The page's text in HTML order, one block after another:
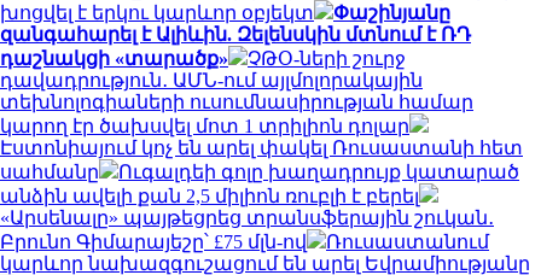
խոցվել է երկու կարևոր օբյեկտ
Փաշինյանը
զանգահարել է Ալիևին. Զելենսկին մտնում է ՌԴ
դաշնակցի «տարածք»
ՉԹՕ-ների շուրջ
դավադրություն․ ԱՄՆ-ում այլմոլորակային
տեխնոլոգիաների ուսումնասիրության համար
կարող էր ծախսվել մոտ 1 տրիլիոն դոլար
Էստոնիայում կոչ են արել փակել Ռուսաստանի հետ
սահմանը
Ուգալդեի գոլը խաղադրույք կատարած
անձին ավելի քան 2,5 միլիոն ռուբլի է բերել
«Արսենալը» պայթեցրեց տրանսֆերային շուկան․
Բրունո Գիմարայեշը՝ £75 մլն-ով
Ռուսաստանում
կարևոր նախազգուշացում են արել Եվրամիությանը